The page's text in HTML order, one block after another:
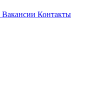
Вакансии Контакты